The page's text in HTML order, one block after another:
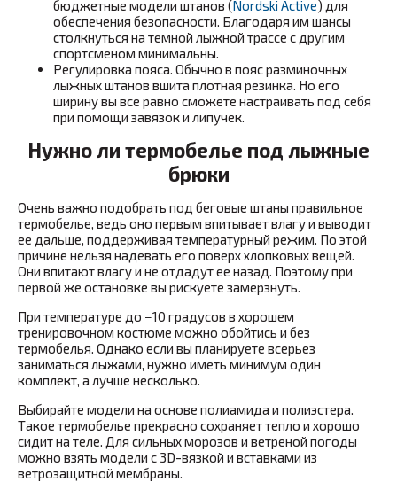
бюджетные модели штанов (Nordski Active) для
обеспечения безопасности. Благодаря им шансы
столкнуться на темной лыжной трассе с другим
спортсменом минимальны.
Регулировка пояса. Обычно в пояс разминочных
лыжных штанов вшита плотная резинка. Но его
ширину вы все равно сможете настраивать под себя
при помощи завязок и липучек.
Нужно ли термобелье под лыжные
брюки
Очень важно подобрать под беговые штаны правильное
термобелье, ведь оно первым впитывает влагу и выводит
ее дальше, поддерживая температурный режим. По этой
причине нельзя надевать его поверх хлопковых вещей.
Они впитают влагу и не отдадут ее назад. Поэтому при
первой же остановке вы рискуете замерзнуть.
При температуре до −10 градусов в хорошем
тренировочном костюме можно обойтись и без
термобелья. Однако если вы планируете всерьез
заниматься лыжами, нужно иметь минимум один
комплект, а лучше несколько.
Выбирайте модели на основе полиамида и полиэстера.
Такое термобелье прекрасно сохраняет тепло и хорошо
сидит на теле. Для сильных морозов и ветреной погоды
можно взять модели с 3D-вязкой и вставками из
ветрозащитной мембраны.